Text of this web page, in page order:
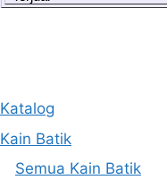
Katalog
Kain Batik
Semua Kain Batik